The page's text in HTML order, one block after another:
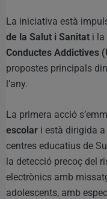
La iniciativa està
de la Salut i Sanitat i la
Conductes Addictives
propostes principals
l’any.
La primera acció
escolar i està dirigida a
centres educatius de
la detecció precoç del
electrònics amb
adolescents, amb